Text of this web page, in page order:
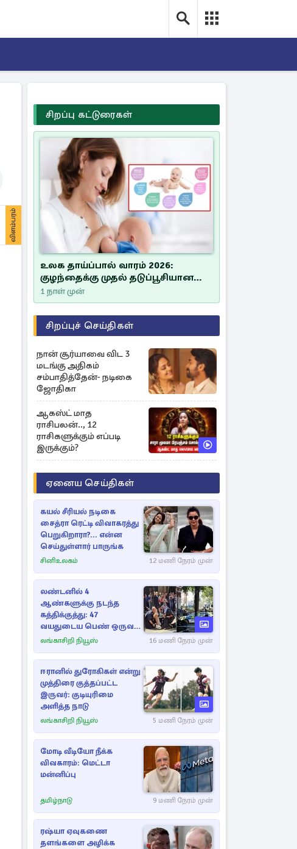
விளம்பரம்
சிறப்பு கட்டுரைகள்
உலக தாய்ப்பால் வாரம் 2026:
குழந்தைக்கு முதல் தடுப்பூசியான
சீம்பாலின் முக்கியத்துவம்!
1 நாள் முன்
சிறப்புச் செய்திகள்
நான் சூர்யாவை விட 3
மடங்கு அதிகம்
சம்பாதித்தேன்- நடிகை
ஜோதிகா
ஆகஸ்ட் மாத
ராசிபலன்.., 12
ராசிகளுக்கும் எப்படி
இருக்கும்?
ஏனைய செய்திகள்
கயல் சீரியல் நடிகை
சைத்ரா ரெட்டி விவாகரத்து
பெறுகிறாரா?... என்ன
செய்துள்ளார் பாருங்க
சினிஉலகம் 12 மணி நேரம் முன்
லண்டனில் 4
ஆண்களுக்கு நடந்த
கத்திக்குத்து: 47
வயதுடைய பெண் ஒருவர்
கைது
லங்காசிறி நியூஸ் 16 மணி நேரம் முன்
ஈரானில் துரோகிகள் என்று
முத்திரை குத்தப்பட்ட
இருவர்: குடியுரிமை
அளித்த நாடு
லங்காசிறி நியூஸ் 5 மணி நேரம் முன்
மோடி வீடியோ நீக்க
விவகாரம்: மெட்டா
மன்னிப்பு
தமிழ்நாடு 9 மணி நேரம் முன்
ரஷ்யா ஏவுகணை
தளங்களை அழிக்க